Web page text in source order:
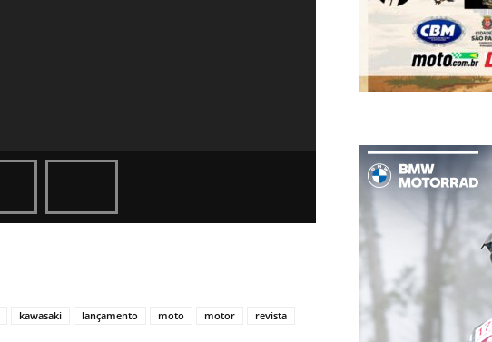
kawasaki lançamento moto motor revista